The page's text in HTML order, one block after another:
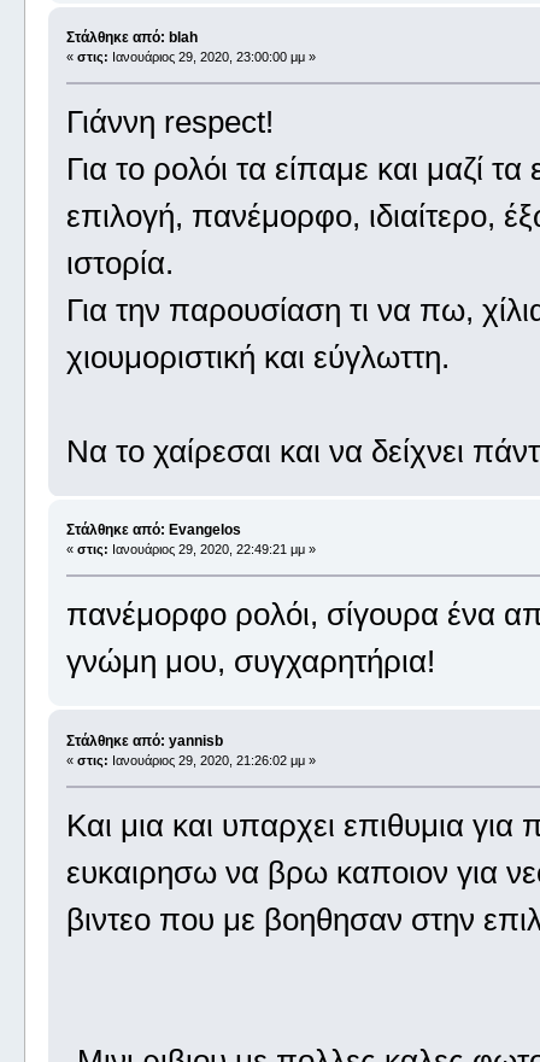
Στάλθηκε από: blah
« στις: Ιανουάριος 29, 2020, 23:00:00 μμ »
Γιάννη respect!
Για το ρολόι τα είπαμε και μαζί
επιλογή, πανέμορφο, ιδιαίτερο,
ιστορία.
Για την παρουσίαση τι να πω,
χιουμοριστική και εύγλωττη.
Να το χαίρεσαι και να δείχνει
Στάλθηκε από: Evangelos
« στις: Ιανουάριος 29, 2020, 22:49:21 μμ »
πανέμορφο ρολόι, σίγουρα ένα
γνώμη μου, συγχαρητήρια!
Στάλθηκε από: yannisb
« στις: Ιανουάριος 29, 2020, 21:26:02 μμ »
Kαι μια και υπαρχει επιθυμια
ευκαιρησω να βρω καποιον για
βιντεο που με βοηθησαν στην